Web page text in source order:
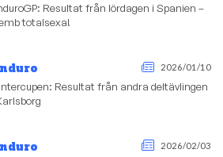
Resultat från lördagen i Spanien –
totalsexa!
2026/01/10
Resultat från andra deltävlingen
2026/02/03